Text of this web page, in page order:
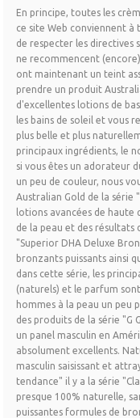
En principe, toutes les
ce site Web conviennent à
de respecter les directives
ne recommencent
ont maintenant un teint
prendre un produit
d'excellentes lotions de
les bains de soleil et vous
plus belle et plus
principaux ingrédients, le
si vous êtes un adorateur
un peu de couleur, nous
Australian Gold de la série
lotions avancées de haute
de la peau et des
"Superior DHA Deluxe
bronzants puissants ainsi
dans cette série, les
(naturels) et le parfum
hommes à la peau un peu
des produits de la série "G
un panel masculin en
absolument excellents.
masculin saisissant et
tendance" il y a la série
presque 100% naturelle,
puissantes formules de